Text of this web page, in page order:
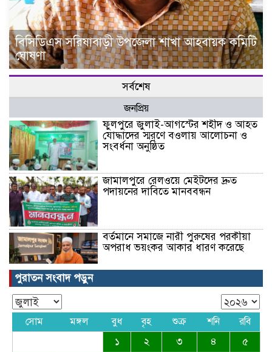
বিসিডিএস সরিষাবাড়ী উপজেলা শাখা আহবায়ক কমিটি
ঘোষণা
সর্বশেষ
জনপ্রিয়
ফুলপুরে জুলাই-আগস্টের শহীদ ও আহত
যোদ্ধাদের স্মরণে বওলায় আলোচনা ও
সংবর্ধনা অনুষ্ঠিত
জামালপুরে রেলওয়ে মেইটদের দ্রুত
পদায়নের দাবিতে মানববন্ধন
বর্তমানে সমাজে নারী পুরুষের পরকীয়া
অপরাধ ভয়ংকর আকার ধারণ করেছে
ইসলামের দৃষ্টিতে পবিত্র শুক্রবারের কেন
এতো গুরুত্ব দেওয়া হয়েছে বিস্তারিত বর্ননা
বাংলাদেশের অর্থনীতি সমুদ্রের তলানিতে
পুরাতন সংবাদ পড়ুন
সোম মঙ্গল বুধ বৃহ শুক্র শনি
রবি
১
২ ৩ ৪
৫